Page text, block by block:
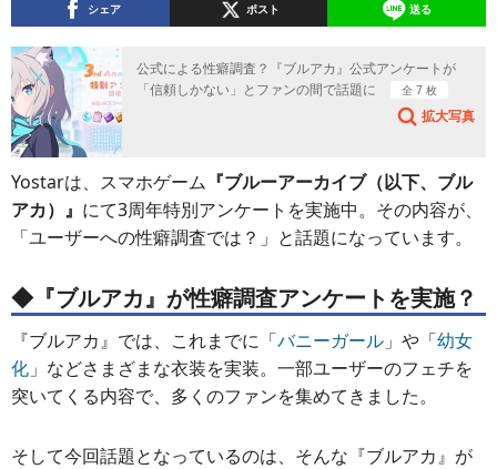
シェア ポスト 送る
公式による性癖調査？『ブルアカ』公式アンケートが
「信頼しかない」とファンの間で話題に
全 7 枚
拡大写真
Yostarは、スマホゲーム 『ブルーアーカイブ（以下、ブル
アカ）』 にて3周年特別アンケートを実施中。その内容が、
「ユーザーへの性癖調査では？」と話題になっています。
◆『ブルアカ』が性癖調査アンケートを実施？
『ブルアカ』では、これまでに「バニーガール 」や「幼女
化 」などさまざまな衣装を実装。一部ユーザーのフェチを
突いてくる内容で、多くのファンを集めてきました。
そして今回話題となっているのは、そんな『ブルアカ』が